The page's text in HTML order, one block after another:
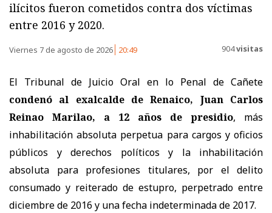
ilícitos fueron cometidos contra dos víctimas
entre 2016 y 2020.
Viernes 7 de agosto de 2026 20:49 904visitas
El Tribunal de Juicio Oral en lo Penal de Cañete
condenó al exalcalde de Renaico, Juan Carlos
Reinao Marilao, a 12 años de presidio, más
inhabilitación absoluta perpetua para cargos y oficios
públicos y derechos políticos y la inhabilitación
absoluta para profesiones titulares, por el delito
consumado y reiterado de estupro, perpetrado entre
diciembre de 2016 y una fecha indeterminada de 2017.